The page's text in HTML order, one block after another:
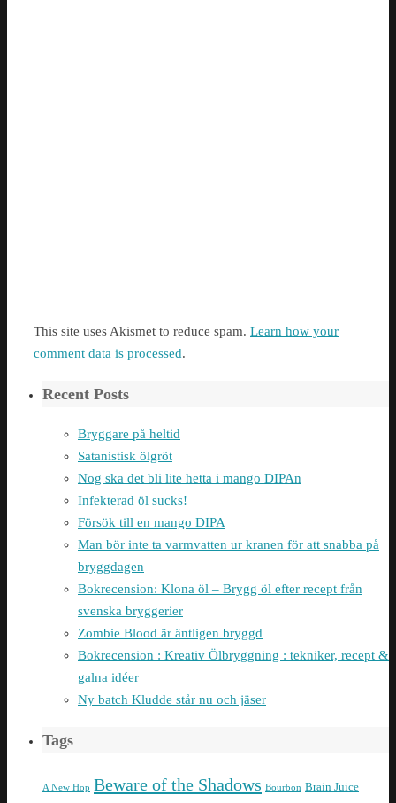
This site uses Akismet to reduce spam. Learn how your
comment data is processed.
Recent Posts
Bryggare på heltid
Satanistisk ölgröt
Nog ska det bli lite hetta i mango DIPAn
Infekterad öl sucks!
Försök till en mango DIPA
Man bör inte ta varmvatten ur kranen för att snabba på
bryggdagen
Bokrecension: Klona öl – Brygg öl efter recept från
svenska bryggerier
Zombie Blood är äntligen bryggd
Bokrecension : Kreativ Ölbryggning : tekniker, recept &
galna idéer
Ny batch Kludde står nu och jäser
Tags
A New Hop Beware of the Shadows Bourbon Brain Juice